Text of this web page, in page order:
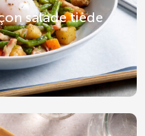
salade tiède